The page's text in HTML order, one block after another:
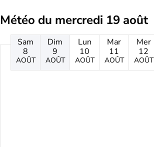
Météo du mercredi 19 août
Sam
8
AOÛT
Dim
9
AOÛT
Lun
10
AOÛT
Mar
11
AOÛT
Mer
12
AOÛT